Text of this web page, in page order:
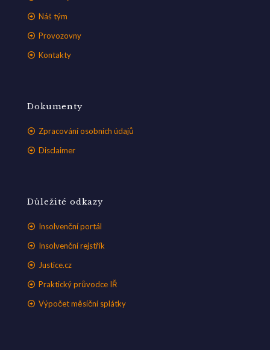
Náš tým
Provozovny
Kontakty
Dokumenty
Zpracování osobních údajů
Disclaimer
Důležité odkazy
Insolvenční portál
Insolvenční rejstřík
Justice.cz
Praktický průvodce IŘ
Výpočet měsíční splátky